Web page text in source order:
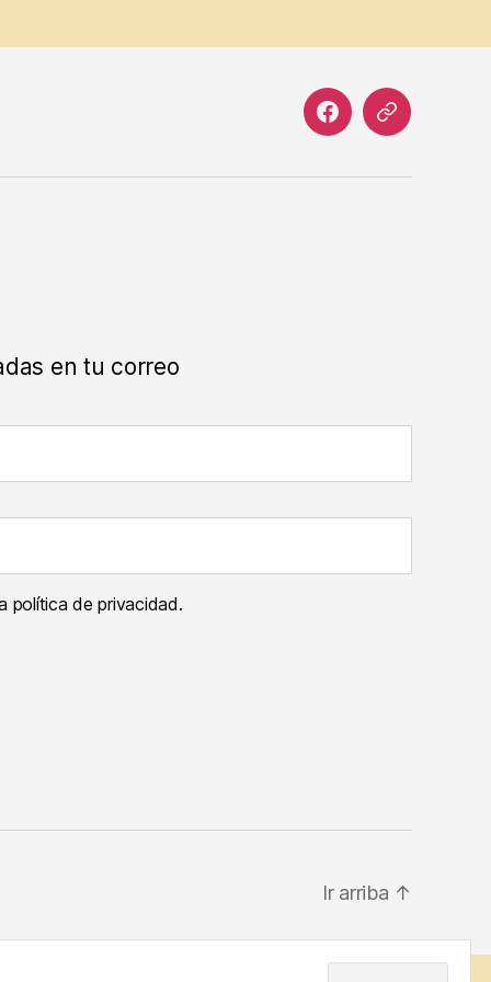
FacebookCorreo
en tu correo
política de privacidad.
Ir arriba ↑